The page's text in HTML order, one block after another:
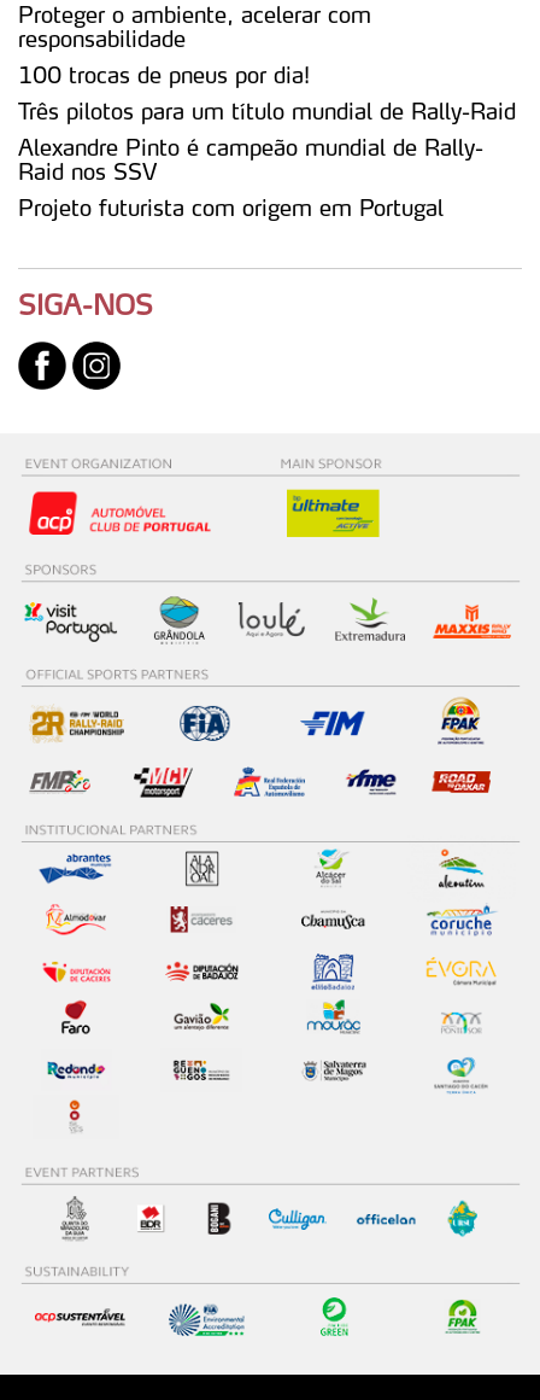
Proteger o ambiente, acelerar com
responsabilidade
100 trocas de pneus por dia!
Três pilotos para um título mundial de Rally-Raid
Alexandre Pinto é campeão mundial de Rally-
Raid nos SSV
Projeto futurista com origem em Portugal
SIGA-NOS